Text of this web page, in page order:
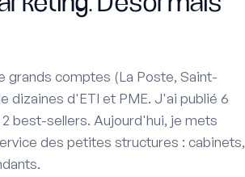
comptes (La Poste, Saint-
dizaines d'ETI et PME. J'ai publié 6
best-sellers. Aujourd'hui, je mets
des petites structures : cabinets,